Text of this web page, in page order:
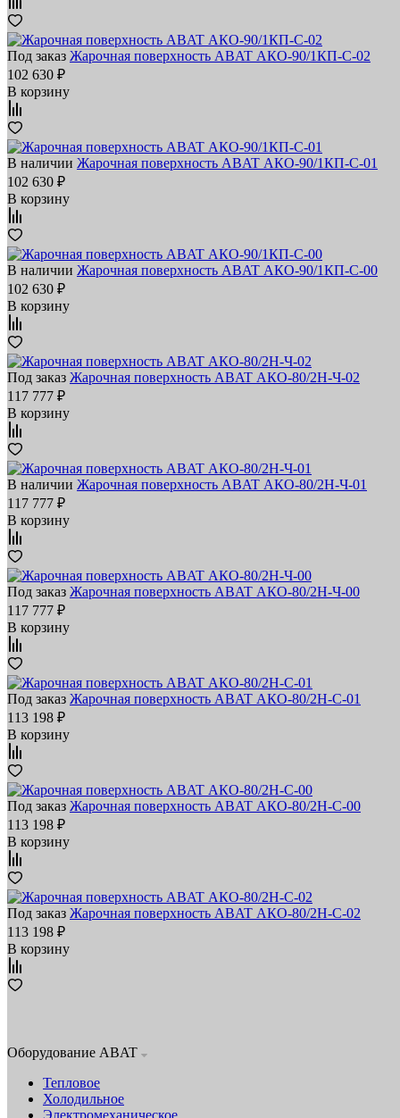
Под заказ Жарочная поверхность ABAT АКО‑90/1КП‑С‑02
102 630 ₽
В корзину
В наличии Жарочная поверхность ABAT АКО‑90/1КП‑С‑01
102 630 ₽
В корзину
В наличии Жарочная поверхность ABAT АКО‑90/1КП‑С‑00
102 630 ₽
В корзину
Под заказ Жарочная поверхность ABAT АКО‑80/2Н‑Ч‑02
117 777 ₽
В корзину
В наличии Жарочная поверхность ABAT АКО‑80/2Н‑Ч‑01
117 777 ₽
В корзину
Под заказ Жарочная поверхность ABAT АКО‑80/2Н‑Ч‑00
117 777 ₽
В корзину
Под заказ Жарочная поверхность ABAT АКО‑80/2Н‑С‑01
113 198 ₽
В корзину
Под заказ Жарочная поверхность ABAT АКО‑80/2Н‑С‑00
113 198 ₽
В корзину
Под заказ Жарочная поверхность ABAT АКО‑80/2Н‑С‑02
113 198 ₽
В корзину
Оборудование ABAT
Тепловое
Холодильное